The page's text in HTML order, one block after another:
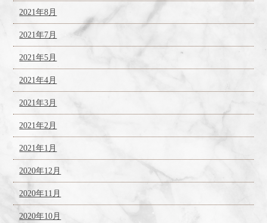
2021年8月
2021年7月
2021年5月
2021年4月
2021年3月
2021年2月
2021年1月
2020年12月
2020年11月
2020年10月